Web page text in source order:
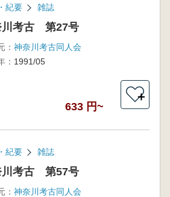
紀要 雑誌
川考古 第27号
： 神奈川考古同人会
： 1991/05
633 円~
＋
紀要 雑誌
川考古 第57号
： 神奈川考古同人会